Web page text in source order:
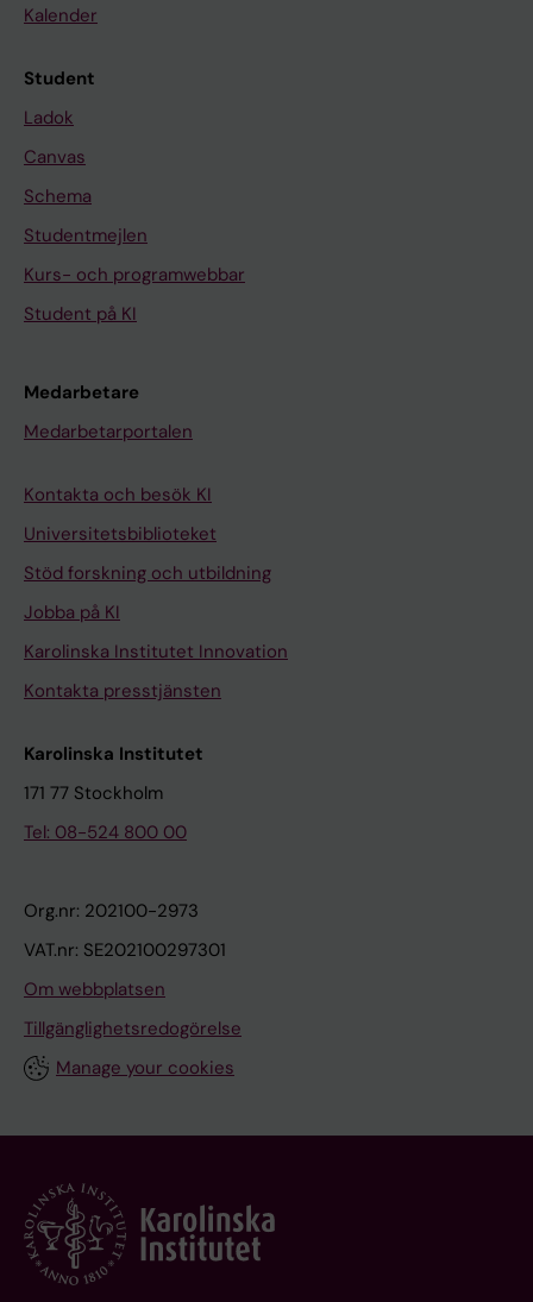
Kalender
Student
Ladok
Canvas
Schema
Studentmejlen
Kurs- och programwebbar
Student på KI
Medarbetare
Medarbetarportalen
Kontakta och besök KI
Universitetsbiblioteket
Stöd forskning och utbildning
Jobba på KI
Karolinska Institutet Innovation
Kontakta presstjänsten
Karolinska Institutet
171 77 Stockholm
Tel: 08-524 800 00
Org.nr: 202100-2973
VAT.nr: SE202100297301
Om webbplatsen
Tillgänglighetsredogörelse
Manage your cookies